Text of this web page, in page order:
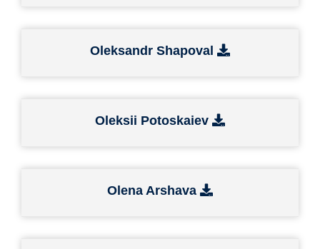
Oleksandr Shapoval
Oleksii Potoskaiev
Olena Arshava